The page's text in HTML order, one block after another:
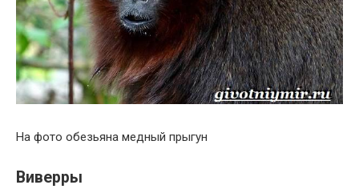
На фото обезьяна медный прыгун
Виверры